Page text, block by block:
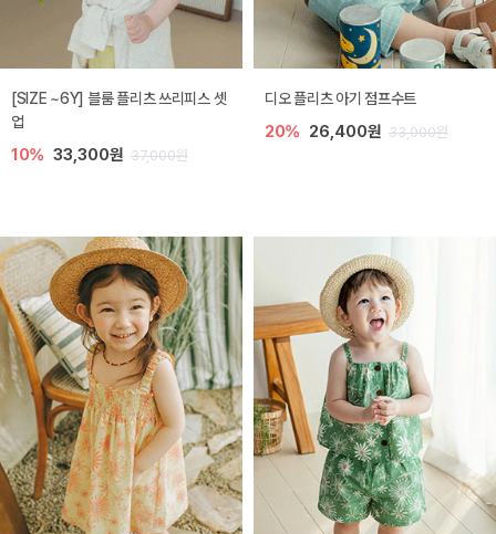
[SIZE ~6Y] 블룸 플리츠 쓰리피스 셋
업
10% 33,300원 37,000원
디오 플리츠 아기 점프수트
20% 26,400원 33,000원